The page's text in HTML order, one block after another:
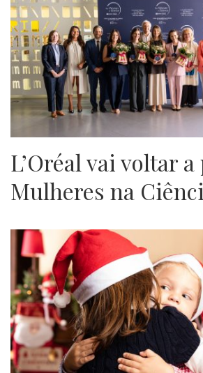
L’Oréal vai voltar
Mulheres na